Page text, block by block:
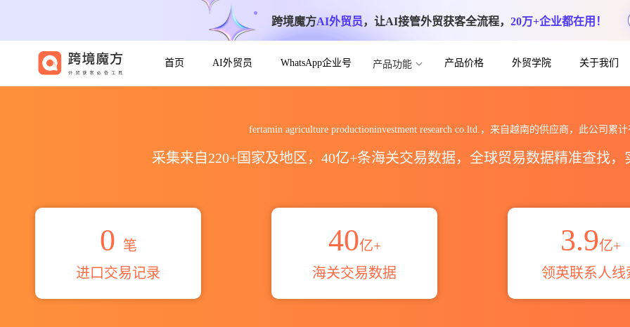
跨境魔方AI外贸员，让AI接管外贸获客全流程， 20万+企业都在用！
首页 AI外贸员 WhatsApp企业号 产品功能 产品价格 外贸学院 关于我们
fertamin agriculture productioninvestment research co.ltd.，来自越南的供应商，此公司累
采集来自220+国家及地区，40亿+条海关交易数据，全球贸易数据精准查找
0 笔
进口交易记录
40亿+
海关交易数据
3.9亿+
领英联系人线